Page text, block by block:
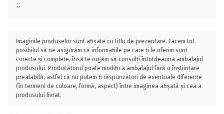
;;
Imaginile produselor sunt afișate cu titlu de prezentare. Facem tot
posibilul să ne asigurăm că informațiile pe care ți le oferim sunt
corecte și complete, însă te rugăm să consulți întotdeauna ambalajul
produsului. Producătorul poate modifica ambalajul fără o înștiințare
prealabilă, astfel că nu putem fi răspunzători de eventuale diferențe
(în termeni de culoare, formă, aspect) între imaginea afișată și cea a
produsului livrat.